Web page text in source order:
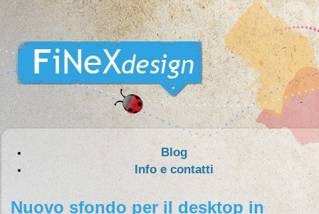
Blog
Info e contatti
Nuovo sfondo per il desktop in